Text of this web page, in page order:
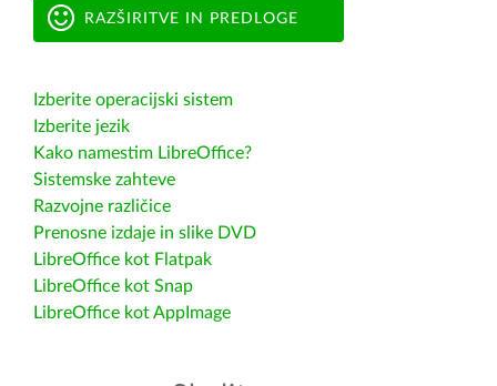
RAZŠIRITVE IN PREDLOGE
Izberite operacijski sistem
Izberite jezik
Kako namestim LibreOffice?
Sistemske zahteve
Razvojne različice
Prenosne izdaje in slike DVD
LibreOffice kot Flatpak
LibreOffice kot Snap
LibreOffice kot AppImage